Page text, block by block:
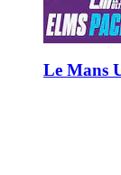
Le Mans